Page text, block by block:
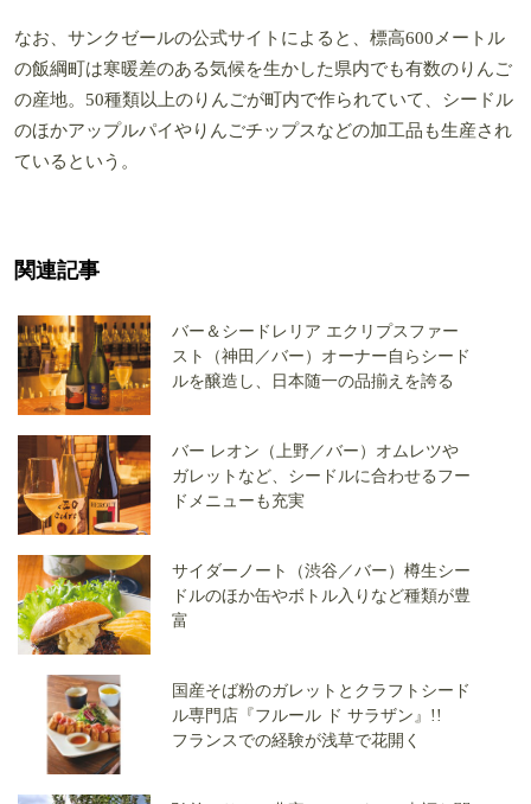
なお、サンクゼールの公式サイトによると、標高600メートル
の飯綱町は寒暖差のある気候を生かした県内でも有数のりんご
の産地。50種類以上のりんごが町内で作られていて、シードル
のほかアップルパイやりんごチップスなどの加工品も生産され
ているという。
関連記事
バー＆シードレリア エクリプスファー
スト（神田／バー）オーナー自らシード
ルを醸造し、日本随一の品揃えを誇る
バー レオン（上野／バー）オムレツや
ガレットなど、シードルに合わせるフー
ドメニューも充実
サイダーノート（渋谷／バー）樽生シー
ドルのほか缶やボトル入りなど種類が豊
富
国産そば粉のガレットとクラフトシード
ル専門店『フルール ド サラザン』!!
フランスでの経験が浅草で花開く